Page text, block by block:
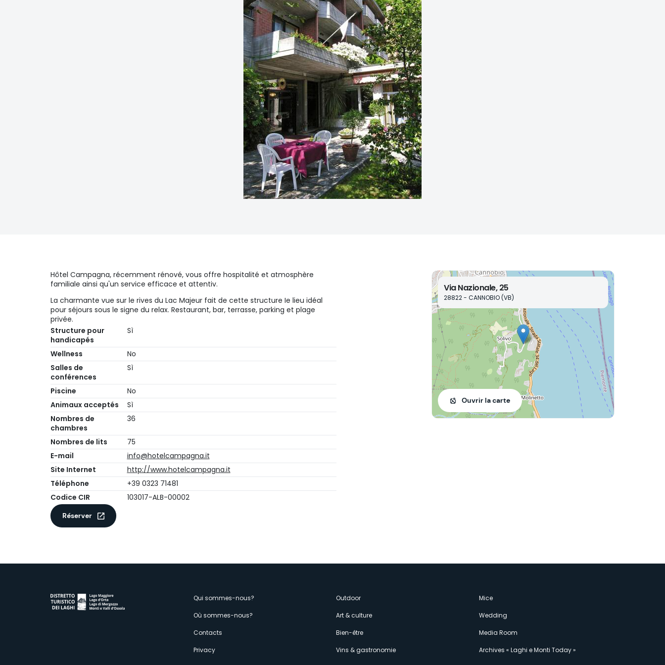
Hôtel Campagna, récemment rénové, vous offre hospitalité et atmosphère
familiale ainsi qu'un service efficace et attentiv.
La charmante vue sur le rives du Lac Majeur fait de cette structure Ie lieu idéal
pour séjours sous le signe du relax. Restaurant, bar, terrasse, parking et plage
privée.
Structure pour
handicapés
Sì
Wellness
No
Salles de
conférences
Sì
Piscine
No
Animaux acceptés
Sì
Nombres de
chambres
36
Nombres de lits
75
E-mail
info@hotelcampagna.it
Site Internet
http://www.hotelcampagna.it
Téléphone
+39 0323 71481
Codice CIR
103017-ALB-00002
Réserver
Via Nazionale, 25
28822 - CANNOBIO (VB)
Ouvrir la carte
Menù
secondario
Qui sommes-nous?
Où sommes-nous?
Contacts
Privacy
Outdoor
Art & culture
Bien-être
Vins & gastronomie
Mice
Wedding
Media Room
Archives « Laghi e Monti Today »